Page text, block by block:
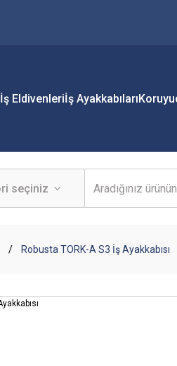
İş Eldivenleriİş Ayakkabıları
Robusta TORK-A S3 İş Ayakkabısı